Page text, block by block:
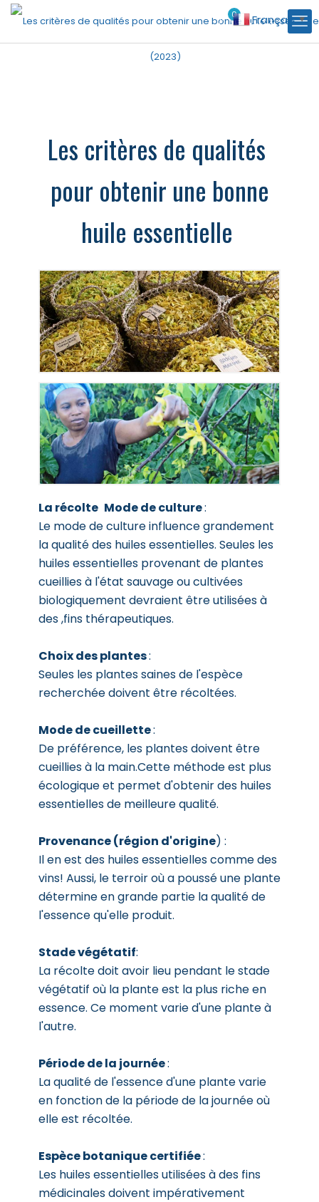
0 €0.00
Les critères de qualités
pour obtenir une bonne
huile essentielle
La récolte Mode de culture:
Le mode de culture influence grandement
la qualité des huiles essentielles. Seules les
huiles essentielles provenant de plantes
cueillies à l'état sauvage ou cultivées
biologiquement devraient être utilisées à
des ,fins thérapeutiques.
Choix des plantes:
Seules les plantes saines de l'espèce
recherchée doivent être récoltées.
Mode de cueillette:
De préférence, les plantes doivent être
cueillies à la main.Cette méthode est plus
écologique et permet d'obtenir des huiles
essentielles de meilleure qualité.
Provenance (région d'origine) :
Il en est des huiles essentielles comme des
vins! Aussi, le terroir où a poussé une plante
détermine en grande partie la qualité de
l'essence qu'elle produit.
Stade végétatif:
La récolte doit avoir lieu pendant le stade
végétatif où la plante est la plus riche en
essence. Ce moment varie d'une plante à
l'autre.
Période de la journée:
La qualité de l'essence d'une plante varie
en fonction de la période de la journée où
elle est récoltée.
Espèce botanique certifiée:
Les huiles essentielles utilisées à des fins
médicinales doivent impérativement
Français ▼